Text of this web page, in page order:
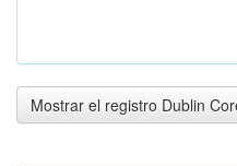
Mostrar el registro Dublin